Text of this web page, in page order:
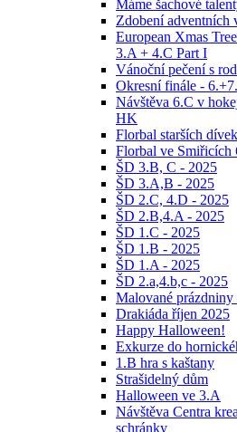
Máme šachové
Zdobení adventních
European Xmas
3.A + 4.C Part I
Vánoční pečení s
Okresní finále -
Návštěva 6.C v
HK
Florbal starších dívek
Florbal ve Smiřicích
ŠD 3.B, C - 2025
ŠD 3.A,B - 2025
ŠD 2.C, 4.D - 2025
ŠD 2.B,4.A - 2025
ŠD 1.C - 2025
ŠD 1.B - 2025
ŠD 1.A - 2025
ŠD 2.a,4.b,c - 2025
Malované prázdniny
Drakiáda říjen 2025
Happy Halloween!
Exkurze do
1.B hra s kaštany
Strašidelný dům
Halloween ve 3.A
Návštěva Centra
schránky